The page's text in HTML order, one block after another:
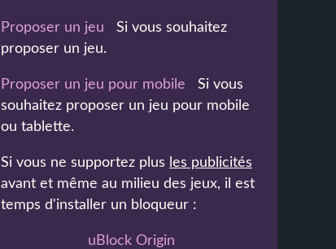
Proposer un jeu Si vous souhaitez
proposer un jeu.
Proposer un jeu pour mobile Si vous
souhaitez proposer un jeu pour mobile
ou tablette.
Si vous ne supportez plus les publicités
avant et même au milieu des jeux, il est
temps d'installer un bloqueur :
uBlock Origin